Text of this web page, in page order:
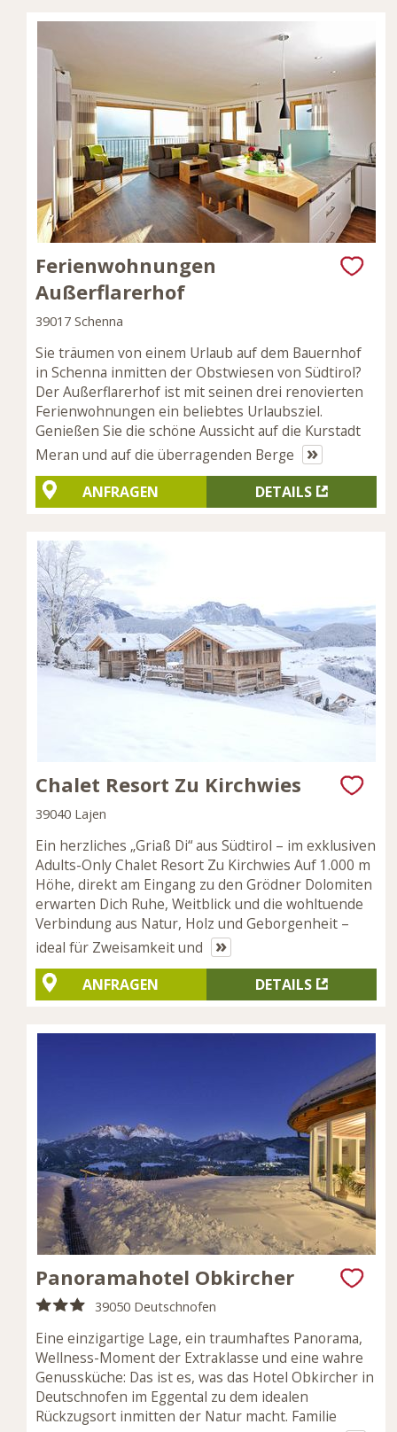
Ferienwohnungen
Außerflarerhof
39017 Schenna
Sie träumen von einem Urlaub auf dem Bauernhof
in Schenna inmitten der Obstwiesen von Südtirol?
Der Außerflarerhof ist mit seinen drei renovierten
Ferienwohnungen ein beliebtes Urlaubsziel.
Genießen Sie die schöne Aussicht auf die Kurstadt
Meran und auf die überragenden Berge
»
DETAILS
ANFRAGEN
Chalet Resort Zu Kirchwies
39040 Lajen
Ein herzliches „Griaß Di“ aus Südtirol – im exklusiven
Adults-Only Chalet Resort Zu Kirchwies Auf 1.000 m
Höhe, direkt am Eingang zu den Grödner Dolomiten
erwarten Dich Ruhe, Weitblick und die wohltuende
Verbindung aus Natur, Holz und Geborgenheit –
ideal für Zweisamkeit und
»
DETAILS
ANFRAGEN
Panoramahotel Obkircher
39050 Deutschnofen
Eine einzigartige Lage, ein traumhaftes Panorama,
Wellness-Moment der Extraklasse und eine wahre
Genussküche: Das ist es, was das Hotel Obkircher in
Deutschnofen im Eggental zu dem idealen
Rückzugsort inmitten der Natur macht. Familie